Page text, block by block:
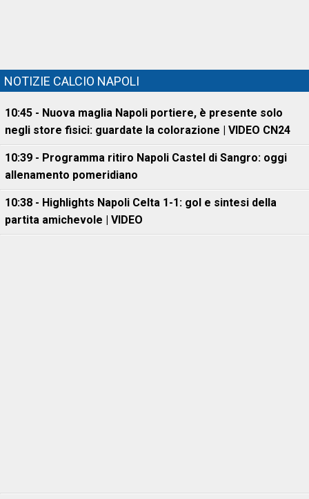
NOTIZIE CALCIO NAPOLI
10:45 - Nuova maglia Napoli portiere, è presente solo
negli store fisici: guardate la colorazione | VIDEO CN24
10:39 - Programma ritiro Napoli Castel di Sangro: oggi
allenamento pomeridiano
10:38 - Highlights Napoli Celta 1-1: gol e sintesi della
partita amichevole | VIDEO